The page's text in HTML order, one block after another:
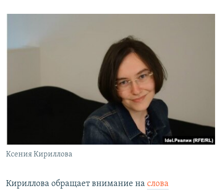
Ксения Кириллова
Кириллова обращает внимание на слова